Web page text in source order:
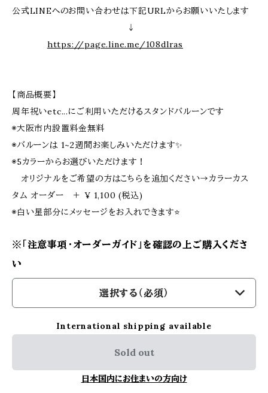
公式LINEへのお問い合わせは下記URLからお願いいたします
↓
https://page.line.me/108dlras
【商品概要】
周年祝いetc...にご利用いただけるスタンドバルーンです
◉大阪市内設置料金無料
◉バルーンは 1~2週間お楽しみいただけます✨
◉5カラーからお選びいただけます！
オリジナルをご希望の方はこちらを追加ください→カラーカス
タム オーダー ＋ ¥ 1,100 (税込)
◉白い星部分にメッセージをお入れできます⭐️
※「注意事項・オーダーガイド」を確認の上ご購入くださ
い
選択する（必須）
International shipping available
Sold out
日本国内にお住まいの方向け